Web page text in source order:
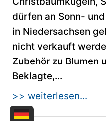
dürfen an Sonn-
in Niedersachsen
nicht verkauft
Zubehör zu Blumen
Beklagte,...
>> weiterlesen...